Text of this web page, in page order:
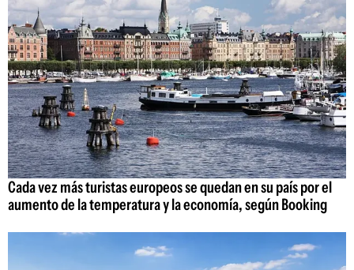
Cada vez más turistas europeos se quedan en su país por el
aumento de la temperatura y la economía, según Booking